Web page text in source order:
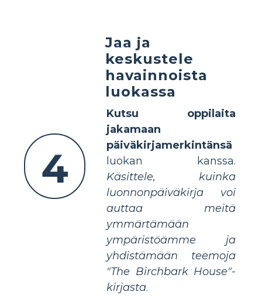
4
Jaa ja
keskustele
havainnoista
luokassa
Kutsu oppilaita
jakamaan
päiväkirjamerkintänsä
luokan kanssa.
Käsittele, kuinka
luonnonpäiväkirja voi
auttaa meitä
ymmärtämään
ympäristöämme ja
yhdistämään teemoja
"The Birchbark House"-
kirjasta.